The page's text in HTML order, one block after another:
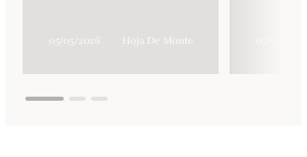
05/05/2026 Hoja De Monte